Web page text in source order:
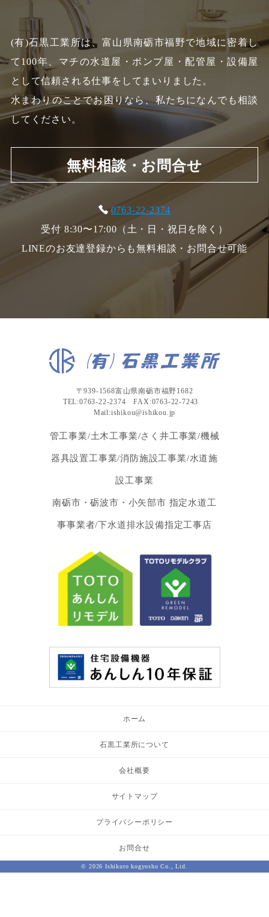
(有)石黒工業所は、富山県南砺市福野で地域に密着し
て100年、 マチの水道屋・ポンプ屋・配管屋・設備屋
として信頼される仕事をしてまいりました。
水まわりのことでお困りなら、私たちになんでも相談
してください。
無料相談・お問合せ
0763-22-2374
受付 8:30〜17:00（土・日・祝日を除く）
LINEのお友達登録からも無料相談・お問合せ可能
〒939-1568富山県南砺市福野1682
TEL:0763-22-2374 FAX:0763-22-7243
Mail:ishikou@ishikou.jp
管工事業/土木工事業/さく井工事業/機械
器具設置工事業/消防施設工事業/水道施
設工事業
南砺市・砺波市・小矢部市 指定水道工
事事業者/下水道排水設備指定工事店
ホーム
石黒工業所について
会社概要
サイトマップ
プライバシーポリシー
お問合せ
© 2026 Ishikuro kogyosho Co., Ltd.